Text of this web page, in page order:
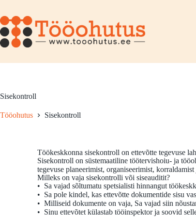
Sisekontroll
Tööohutus Sisekontroll
Töökeskkonna sisekontroll on ettevõtte tegevuse
Sisekontroll on süstemaatiline töötervishoiu- ja
tegevuse planeerimist, organiseerimist,
Milleks on vaja sisekontrolli või siseauditit?
• Sa vajad sõltumatu spetsialisti hinnangut
• Sa pole kindel, kas ettevõtte dokumentide sisu
• Milliseid dokumente on vaja, Sa vajad siin
• Sinu ettevõtet külastab tööinspektor ja soovid